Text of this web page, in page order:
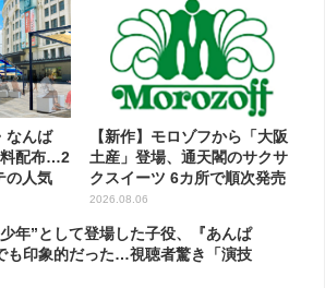
なんば
料配布…2
の人気
【新作】モロゾフから「大阪
土産」登場、通天閣のサクサ
クスイーツ 6カ所で順次発売
2026.08.06
年”として登場した子役、『あんぱ
も印象的だった…視聴者驚き「演技